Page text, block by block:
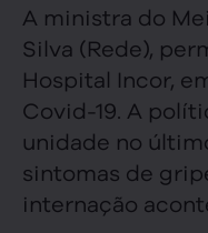
A ministra do
Silva (Rede),
Hospital Incor,
Covid-19. A
unidade no
sintomas de
internação